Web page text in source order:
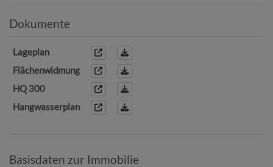
Dokumente
Lageplan
Flächenwidmung
HQ 300
Hangwasserplan
Basisdaten zur Immobilie